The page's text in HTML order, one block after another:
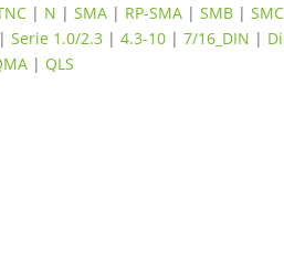
| N |SMA | RP-SMA |SMB |SMC
|Serie 1.0/2.3 |4.3-10 |7/16_DIN |
|QLS